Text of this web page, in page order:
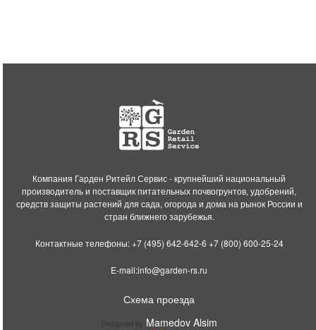
Компания Гарден Ритейл Сервис - крупнейший национальный
производитель и поставщик питательных почвогрунтов, удобрений,
средств защиты растений для сада, огорода и дома на рынок России и
стран ближнего зарубежья.
Контактные телефоны:+7 (495) 642-642-6 +7 (800) 600-25-24
E-mail:info@garden-rs.ru
Схема проезда
Designed by Mamedov Alsim